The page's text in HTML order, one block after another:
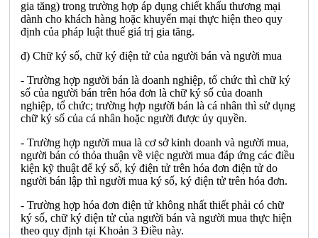
gia tăng) trong trường hợp áp dụng chiết khấu thương mại
dành cho khách hàng hoặc khuyến mại thực hiện theo quy
định của pháp luật thuế giá trị gia tăng.
đ) Chữ ký số, chữ ký điện tử của người bán và người mua
- Trường hợp người bán là doanh nghiệp, tổ chức thì chữ ký
số của người bán trên hóa đơn là chữ ký số của doanh
nghiệp, tổ chức; trường hợp người bán là cá nhân thì sử dụng
chữ ký số của cá nhân hoặc người được ủy quyền.
- Trường hợp người mua là cơ sở kinh doanh và người mua,
người bán có thỏa thuận về việc người mua đáp ứng các điều
kiện kỹ thuật để ký số, ký điện tử trên hóa đơn điện tử do
người bán lập thì người mua ký số, ký điện tử trên hóa đơn.
- Trường hợp hóa đơn điện tử không nhất thiết phải có chữ
ký số, chữ ký điện tử của người bán và người mua thực hiện
theo quy định tại Khoản 3 Điều này.